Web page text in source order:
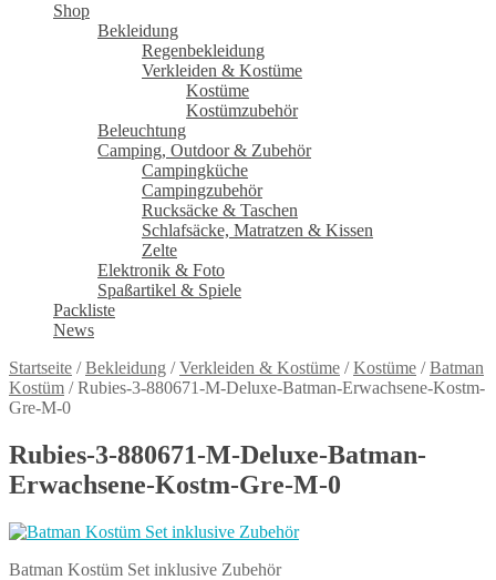
Shop
Bekleidung
Regenbekleidung
Verkleiden & Kostüme
Kostüme
Kostümzubehör
Beleuchtung
Camping, Outdoor & Zubehör
Campingküche
Campingzubehör
Rucksäcke & Taschen
Schlafsäcke, Matratzen & Kissen
Zelte
Elektronik & Foto
Spaßartikel & Spiele
Packliste
News
Startseite /Bekleidung /Verkleiden & Kostüme /Kostüme /Batman
Kostüm /Rubies-3-880671-M-Deluxe-Batman-Erwachsene-Kostm-
Gre-M-0
Rubies-3-880671-M-Deluxe-Batman-
Erwachsene-Kostm-Gre-M-0
Batman Kostüm Set inklusive Zubehör